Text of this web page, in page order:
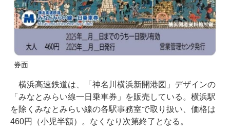
券面
横浜高速鉄道は、「神名川横浜新開港図」デザインの
「みなとみらい線一日乗車券」を販売している。横浜駅
を除くみなとみらい線の各駅事務室で取り扱い、価格は
460円（小児半額）。なくなり次第終了となる。